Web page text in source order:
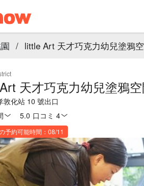
/ little Art 天才巧克力幼兒塗鴉
天才巧克力幼兒塗鴉
敦化站 10 號出口
5.0 口コミ 4
予約可能時間：08/11